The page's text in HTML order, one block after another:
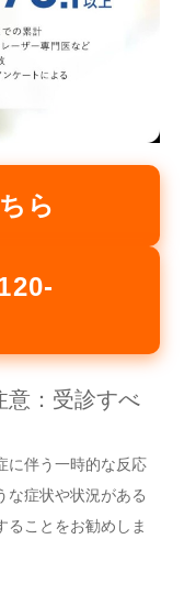
ら
意：受診すべ
に伴う一時的な反応
な症状や状況がある
ることをお勧めしま